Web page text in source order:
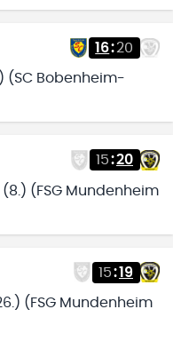
16:20
(SC Bobenheim-
15:20
(FSG Mundenheim
15:19
(FSG Mundenheim